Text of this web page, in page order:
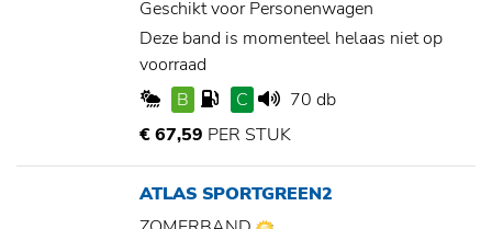
Geschikt voor Personenwagen
Deze band is momenteel helaas niet op
voorraad
B
C
70 db
€ 67,59 PER STUK
ATLAS SPORTGREEN2